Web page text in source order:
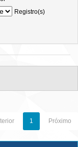
Registro(s)
1 Próximo